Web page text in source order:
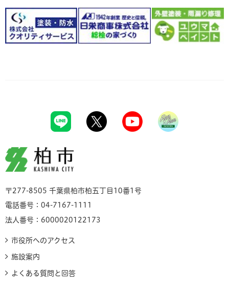
柏市
〒277-8505 千葉県柏市柏五丁目10番1号
電話番号：04-7167-1111
法人番号：6000020122173
市役所へのアクセス
施設案内
よくある質問と回答